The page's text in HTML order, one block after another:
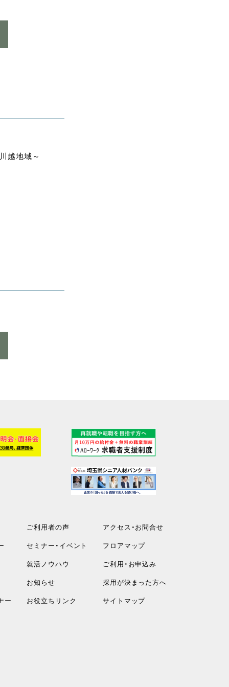
越地域～
ー
ご利用者の声
セミナー・イベント
就活ノウハウ
お知らせ
お役立ちリンク
アクセス・お問合せ
フロアマップ
ご利用・お申込み
採用が決まった方へ
サイトマップ